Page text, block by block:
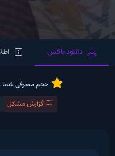
دانلود باکس
حجم مصرفی شما
گزارش مشکل